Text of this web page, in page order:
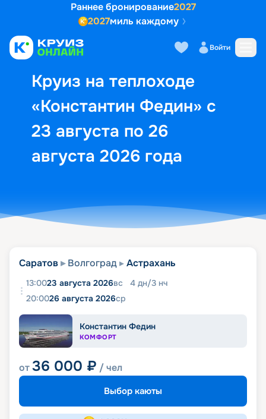
Раннее бронирование2027
2027миль каждому
Войти
Круиз на теплоходе
«Константин Федин» с
23 августа по 26
августа 2026 года
Выбор кают Маршрут и
Саратов Волгоград Астрахань
13:0023 августа 2026вс 4 дн/3 нч
20:0026 августа 2026ср
Константин Федин
КОМФОРТ
от36 000 ₽ / чел
Выбор каюты